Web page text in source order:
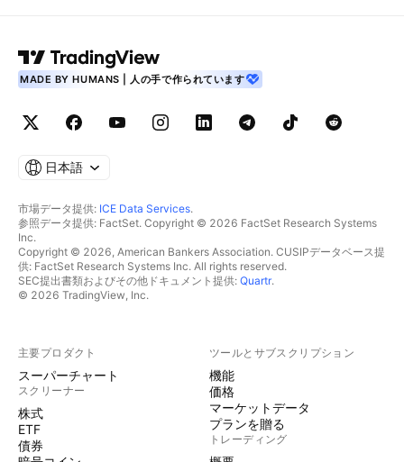
MADE BY HUMANS | 人の手で作られています
日本語
市場データ提供: ICE Data Services.
参照データ提供: FactSet. Copyright © 2026 FactSet Research Systems
Inc.
Copyright © 2026, American Bankers Association. CUSIPデータベース提
供: FactSet Research Systems Inc. All rights reserved.
SEC提出書類およびその他ドキュメント提供: Quartr.
© 2026 TradingView, Inc.
主要プロダクト
スーパーチャート
スクリーナー
株式
ETF
債券
ツールとサブスクリプション
機能
価格
マーケットデータ
プランを贈る
トレーディング